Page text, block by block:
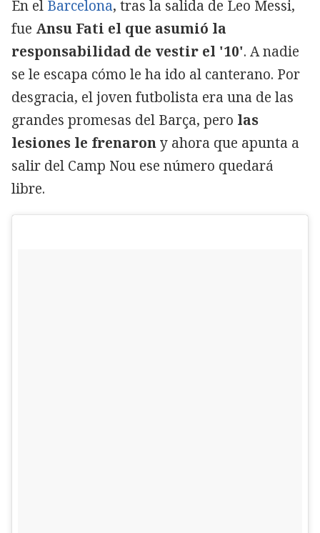
En el Barcelona, tras la salida de Leo Messi,
fue Ansu Fati el que asumió la
responsabilidad de vestir el '10'. A nadie
se le escapa cómo le ha ido al canterano. Por
desgracia, el joven futbolista era una de las
grandes promesas del Barça, pero las
lesiones le frenarony ahora que apunta a
salir del Camp Nou ese número quedará
libre.